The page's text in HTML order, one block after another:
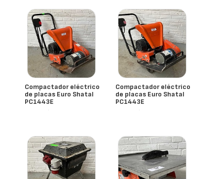
Compactador eléctrico
de placas Euro Shatal
PC1443E
- España
Compactador eléctrico
de placas Euro Shatal
PC1443E
- España